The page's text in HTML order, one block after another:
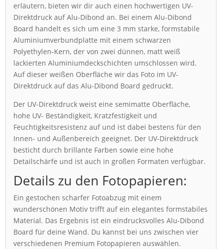
erläutern, bieten wir dir auch einen hochwertigen UV-
Direktdruck auf Alu-Dibond an. Bei einem Alu-Dibond
Board handelt es sich um eine 3 mm starke, formstabile
Aluminiumverbundplatte mit einem schwarzen
Polyethylen-Kern, der von zwei dünnen, matt weiß
lackierten Aluminiumdeckschichten umschlossen wird.
Auf dieser weißen Oberfläche wir das Foto im UV-
Direktdruck auf das Alu-Dibond Board gedruckt.
Der UV-Direktdruck weist eine semimatte Oberfläche,
hohe UV- Beständigkeit, Kratzfestigkeit und
Feuchtigkeitsresistenz auf und ist dabei bestens für den
Innen- und Außenbereich geeignet. Der UV-Direktdruck
besticht durch brillante Farben sowie eine hohe
Detailschärfe und ist auch in großen Formaten verfügbar.
Details zu den Fotopapieren:
Ein gestochen scharfer Fotoabzug mit einem
wunderschönen Motiv trifft auf ein elegantes formstabiles
Material. Das Ergebnis ist ein eindrucksvolles Alu-Dibond
Board für deine Wand. Du kannst bei uns zwischen vier
verschiedenen Premium Fotopapieren auswählen.